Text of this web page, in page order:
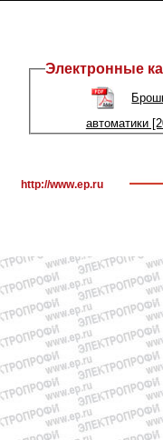
Электронные
автоматики
http://www.ep.ru